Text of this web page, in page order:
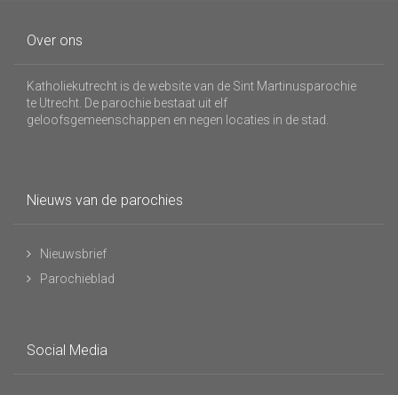
Over ons
Katholiekutrecht is de website van de Sint Martinusparochie
te Utrecht. De parochie bestaat uit elf
geloofsgemeenschappen en negen locaties in de stad.
Nieuws van de parochies
Nieuwsbrief
Parochieblad
Social Media